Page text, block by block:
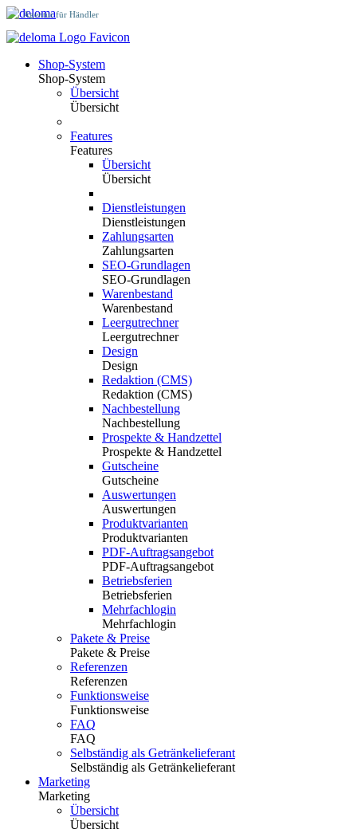
Agentur für Händler
Shop-System
Shop-System
Übersicht
Übersicht
Features
Features
Übersicht
Übersicht
Dienstleistungen
Dienstleistungen
Zahlungsarten
Zahlungsarten
SEO-Grundlagen
SEO-Grundlagen
Warenbestand
Warenbestand
Leergutrechner
Leergutrechner
Design
Design
Redaktion (CMS)
Redaktion (CMS)
Nachbestellung
Nachbestellung
Prospekte & Handzettel
Prospekte & Handzettel
Gutscheine
Gutscheine
Auswertungen
Auswertungen
Produktvarianten
Produktvarianten
PDF-Auftragsangebot
PDF-Auftragsangebot
Betriebsferien
Betriebsferien
Mehrfachlogin
Mehrfachlogin
Pakete & Preise
Pakete & Preise
Referenzen
Referenzen
Funktionsweise
Funktionsweise
FAQ
FAQ
Selbständig als Getränkelieferant
Selbständig als Getränkelieferant
Marketing
Marketing
Übersicht
Übersicht